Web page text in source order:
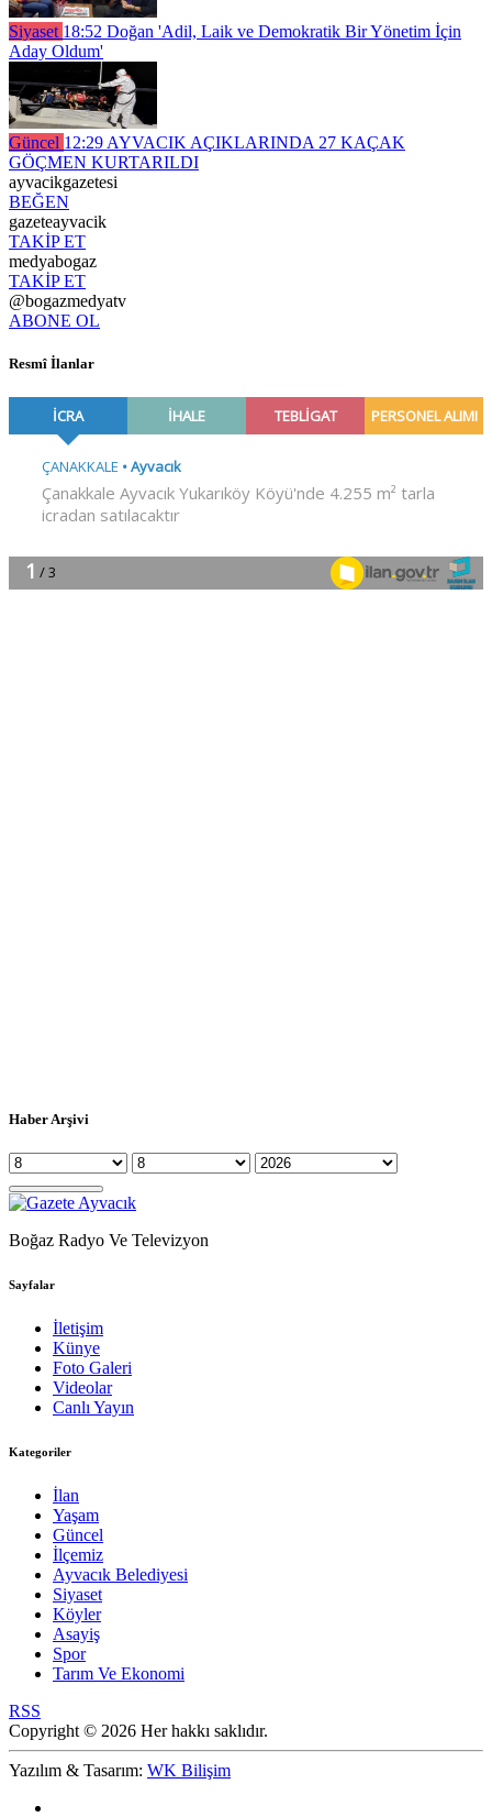
Siyaset 18:52 Doğan 'Adil, Laik ve Demokratik Bir Yönetim İçin
Aday Oldum'
Güncel 12:29 AYVACIK AÇIKLARINDA 27 KAÇAK
GÖÇMEN KURTARILDI
ayvacikgazetesi
BEĞEN
gazeteayvacik
TAKİP ET
medyabogaz
TAKİP ET
@bogazmedyatv
ABONE OL
Resmî İlanlar
Haber Arşivi
Boğaz Radyo Ve Televizyon
Sayfalar
İletişim
Künye
Foto Galeri
Videolar
Canlı Yayın
Kategoriler
İlan
Yaşam
Güncel
İlçemiz
Ayvacık Belediyesi
Siyaset
Köyler
Asayiş
Spor
Tarım Ve Ekonomi
RSS
Copyright © 2026 Her hakkı saklıdır.
Yazılım & Tasarım: WK Bilişim